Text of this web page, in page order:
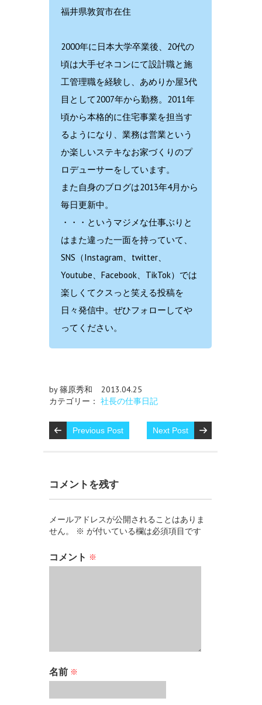
福井県敦賀市在住
2000年に日本大学卒業後、20代の
頃は大手ゼネコンにて設計職と施
工管理職を経験し、あめりか屋3代
目として2007年から勤務。2011年
頃から本格的に住宅事業を担当す
るようになり、業務は営業という
か楽しいステキなお家づくりのプ
ロデューサーをしています。
また自身のブログは2013年4月から
毎日更新中。
・・・というマジメな仕事ぶりと
はまた違った一面を持っていて、
SNS（Instagram、twitter、
Youtube、Facebook、TikTok）では
楽しくてクスっと笑える投稿を
日々発信中。ぜひフォローしてや
ってください。
by 篠原秀和
2013.04.25
カテゴリー： 社長の仕事日記
Previous Post Next Post
コメントを残す
メールアドレスが公開されることはありま
せん。
※ が付いている欄は必須項目です
コメント ※
名前 ※